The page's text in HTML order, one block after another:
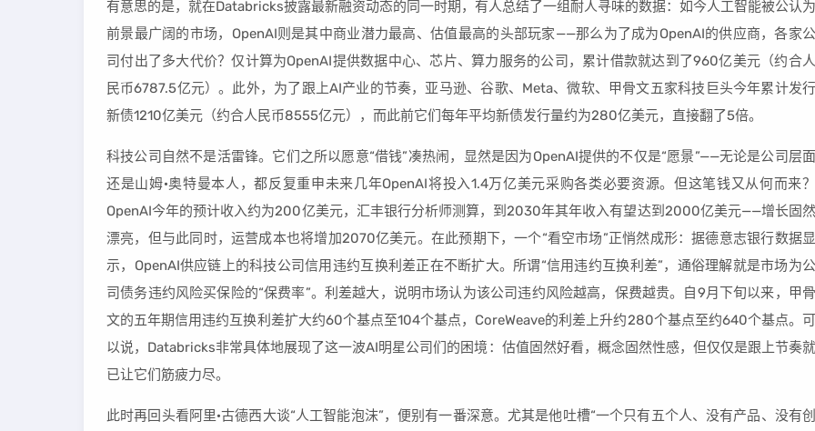
有意思的是，就在Databricks披露最新融资动态的同一时期，有人总结了一组耐人寻味的数据：如今人工智能被公认为
前景最广阔的市场，OpenAI则是其中商业潜力最高、估值最高的头部玩家——那么为了成为OpenAI的供应商，各家公
司付出了多大代价？仅计算为OpenAI提供数据中心、芯片、算力服务的公司，累计借款就达到了960亿美元（约合人
民币6787.5亿元）。此外，为了跟上AI产业的节奏，亚马逊、谷歌、Meta、微软、甲骨文五家科技巨头今年累计发行
新债1210亿美元（约合人民币8555亿元），而此前它们每年平均新债发行量约为280亿美元，直接翻了5倍。
科技公司自然不是活雷锋。它们之所以愿意“借钱”凑热闹，显然是因为OpenAI提供的不仅是“愿景”——无论是公司层面
还是山姆·奥特曼本人，都反复重申未来几年OpenAI将投入1.4万亿美元采购各类必要资源。但这笔钱又从何而来？
OpenAI今年的预计收入约为200亿美元，汇丰银行分析师测算，到2030年其年收入有望达到2000亿美元——增长固然
漂亮，但与此同时，运营成本也将增加2070亿美元。在此预期下，一个“看空市场”正悄然成形：据德意志银行数据显
示，OpenAI供应链上的科技公司信用违约互换利差正在不断扩大。所谓“信用违约互换利差”，通俗理解就是市场为公
司债务违约风险买保险的“保费率”。利差越大，说明市场认为该公司违约风险越高，保费越贵。自9月下旬以来，甲骨
文的五年期信用违约互换利差扩大约60个基点至104个基点，CoreWeave的利差上升约280个基点至约640个基点。可
以说，Databricks非常具体地展现了这一波AI明星公司们的困境：估值固然好看，概念固然性感，但仅仅是跟上节奏就
已让它们筋疲力尽。
此时再回头看阿里·古德西大谈“人工智能泡沫”，便别有一番深意。尤其是他吐槽“一个只有五个人、没有产品、没有创